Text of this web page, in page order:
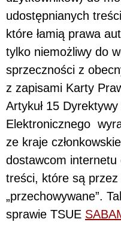
udostępnianych
które łamią prawa
tylko niemożliwy do
sprzeczności z
z zapisami Karty
Artykuł 15
Elektronicznego
ze kraje
dostawcom
treści, które są przez
„przechowywane”.
sprawie TSUE